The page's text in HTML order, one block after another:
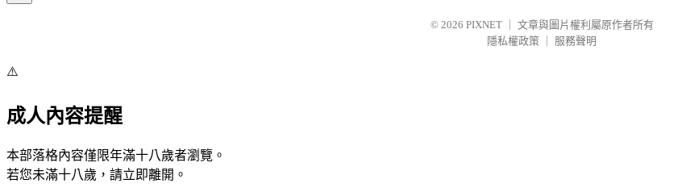
© 2026 PIXNET
文章與圖片權利屬原作者所有
隱私權政策
服務聲明
⚠️
成人內容提醒
本部落格內容僅限年滿十八歲者瀏覽。
若您未滿十八歲，請立即離開。